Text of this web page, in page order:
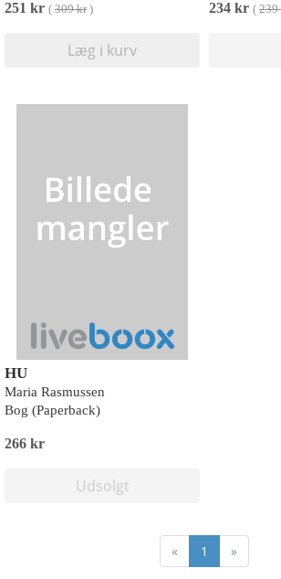
251 kr ( 309 kr)
Læg i kurv
234 kr ( 239
HU
Maria Rasmussen
Bog (Paperback)
266 kr
Udsolgt
« 1 »